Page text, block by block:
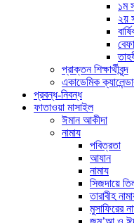
১ম
২য়
প্রাক্তন শিক্ষার্থীবৃন্দ
একাডেমিক
প্রবন্ধ-নিবন্ধ
ফাতাওয়া মাসাইল
ঈমান আকীদা
নামায
পবিত্রতা
আযান
নামায
সিজদায়ে
তারাবীহ
মুসাফিরের